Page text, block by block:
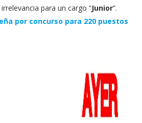
para un cargo “Junior”.
por concurso para 220 puestos